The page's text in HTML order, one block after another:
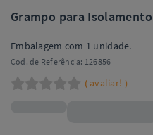
Grampo para Isolamento
Embalagem com 1 unidade.
Cod. de Referência: 126856
( avaliar! )